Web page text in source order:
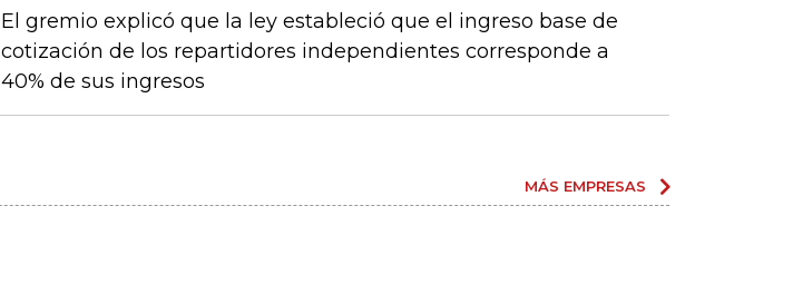
El gremio explicó que la ley estableció que el ingreso base de
cotización de los repartidores independientes corresponde a
40% de sus ingresos
MÁS EMPRESAS